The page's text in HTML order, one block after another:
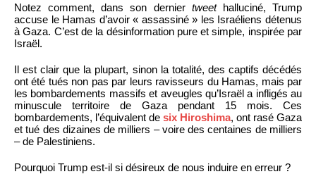
Notez comment, dans son dernier tweethalluciné, Trump
accuse le Hamas d’avoir « assassiné » les Israéliens détenus
à Gaza. C’est de la désinformation pure et simple, inspirée par
Israël.
Il est clair que la plupart, sinon la totalité, des captifs décédés
ont été tués non pas par leurs ravisseurs du Hamas, mais par
les bombardements massifs et aveugles qu’Israël a infligés au
minuscule territoire de Gaza pendant 15 mois. Ces
bombardements, l’équivalent de six Hiroshima, ont rasé Gaza
et tué des dizaines de milliers – voire des centaines de milliers
– de Palestiniens.
Pourquoi Trump est-il si désireux de nous induire en erreur ?